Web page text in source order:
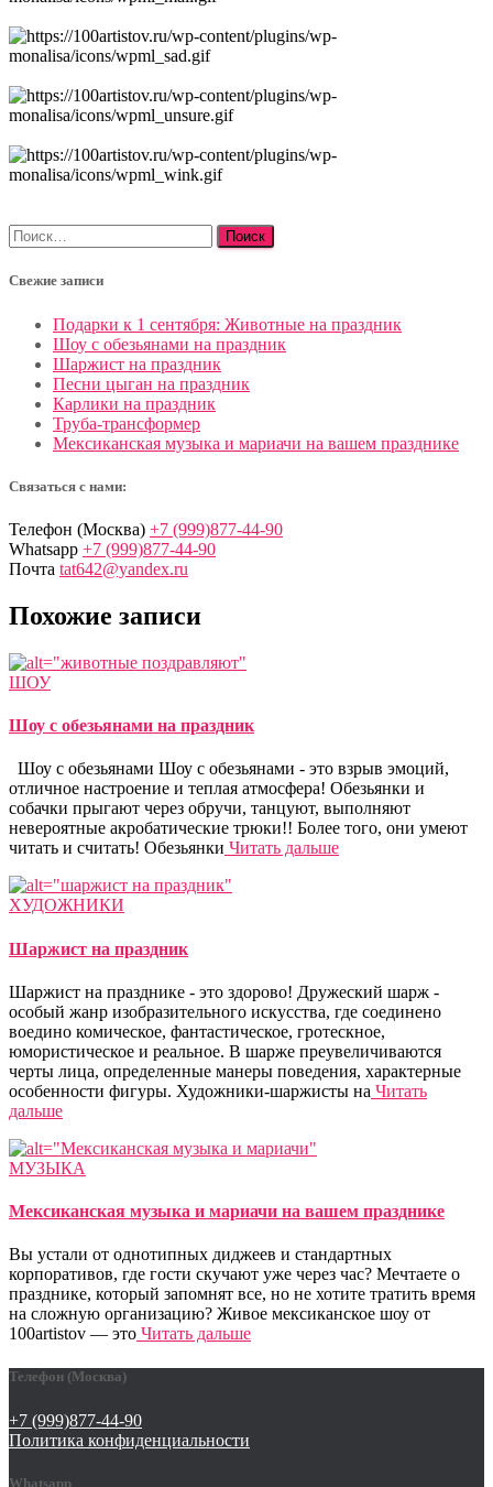
Найти:
Свежие записи
Подарки к 1 сентября: Животные на праздник
Шоу с обезьянами на праздник
Шаржист на праздник
Песни цыган на праздник
Карлики на праздник
Труба-трансформер
Мексиканская музыка и мариачи на вашем празднике
Связаться с нами:
Телефон (Москва) +7 (999)877-44-90
Whatsapp +7 (999)877-44-90
Почта tat642@yandex.ru
Похожие записи
ШОУ
Шоу с обезьянами на праздник
Шоу с обезьянами Шоу с обезьянами - это взрыв эмоций,
отличное настроение и теплая атмосфера! Обезьянки и
собачки прыгают через обручи, танцуют, выполняют
невероятные акробатические трюки!! Более того, они умеют
читать и считать! Обезьянки Читать дальше
ХУДОЖНИКИ
Шаржист на праздник
Шаржист на празднике - это здорово! Дружеский шарж -
особый жанр изобразительного искусства, где соединено
воедино комическое, фантастическое, гротескное,
юмористическое и реальное. В шарже преувеличиваются
черты лица, определенные манеры поведения, характерные
особенности фигуры. Художники-шаржисты на Читать
дальше
МУЗЫКА
Мексиканская музыка и мариачи на вашем празднике
Вы устали от однотипных диджеев и стандартных
корпоративов, где гости скучают уже через час? Мечтаете о
празднике, который запомнят все, но не хотите тратить время
на сложную организацию? Живое мексиканское шоу от
100artistov — это Читать дальше
Телефон (Москва)
+7 (999)877-44-90
Политика конфиденциальности
Whatsapp